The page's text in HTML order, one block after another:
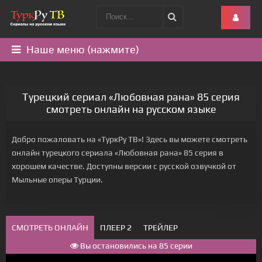
Наше меню (нажмите)
Турецкий сериал «Любовная рана» 85 серия
смотреть онлайн на русском языке
Добро пожаловать на «ТуркРу ТВ»! Здесь вы можете смотреть
онлайн турецкого сериала «Любовная рана» 85 серия в
хорошем качестве. Доступны версии с русской озвучкой от
Мыльные оперы Турции.
СМОТРЕТЬ ОНЛАЙН ПЛЕЕР 2
ТРЕЙЛЕР
Вы остановились на 85 серии